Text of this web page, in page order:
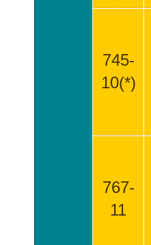
745-
10(*)
767-
11